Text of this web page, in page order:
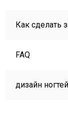
Как сделать
FAQ
дизайн